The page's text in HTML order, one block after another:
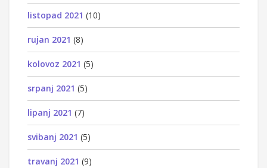
listopad 2021 (10)
rujan 2021 (8)
kolovoz 2021 (5)
srpanj 2021 (5)
lipanj 2021 (7)
svibanj 2021 (5)
travanj 2021 (9)